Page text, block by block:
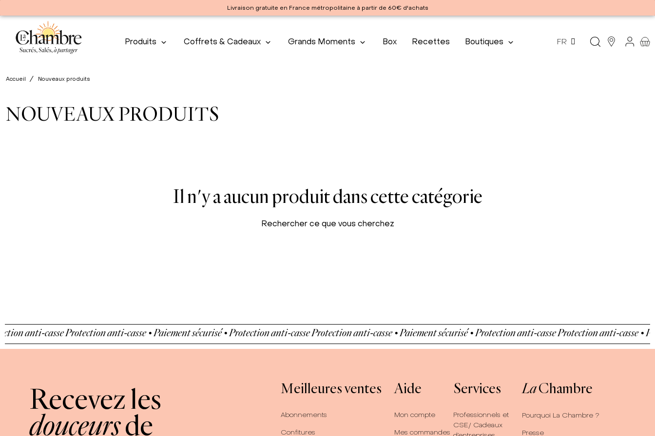
Livraison gratuite en France métropolitaine à partir de 60€ d'achats
Produits Coffrets & Cadeaux Grands Moments Box Recettes Boutiques FR
Accueil Nouveaux produits
NOUVEAUX PRODUITS
Il n'y a aucun produit dans cette catégorie
Rechercher ce que vous cherchez
anti-casseProtection anti-casse • Paiement sécurisé • Protection anti-casseProtection anti-casse • Paiement sécurisé • Protection anti-casseProtection anti-casse •
Recevez les
douceursde
Meilleures ventes
Abonnements
Confitures
Aide
Mon compte
Mes commandes
Services
Professionnels et
CSE/ Cadeaux
LaChambre
Pourquoi La Chambre ?
Presse